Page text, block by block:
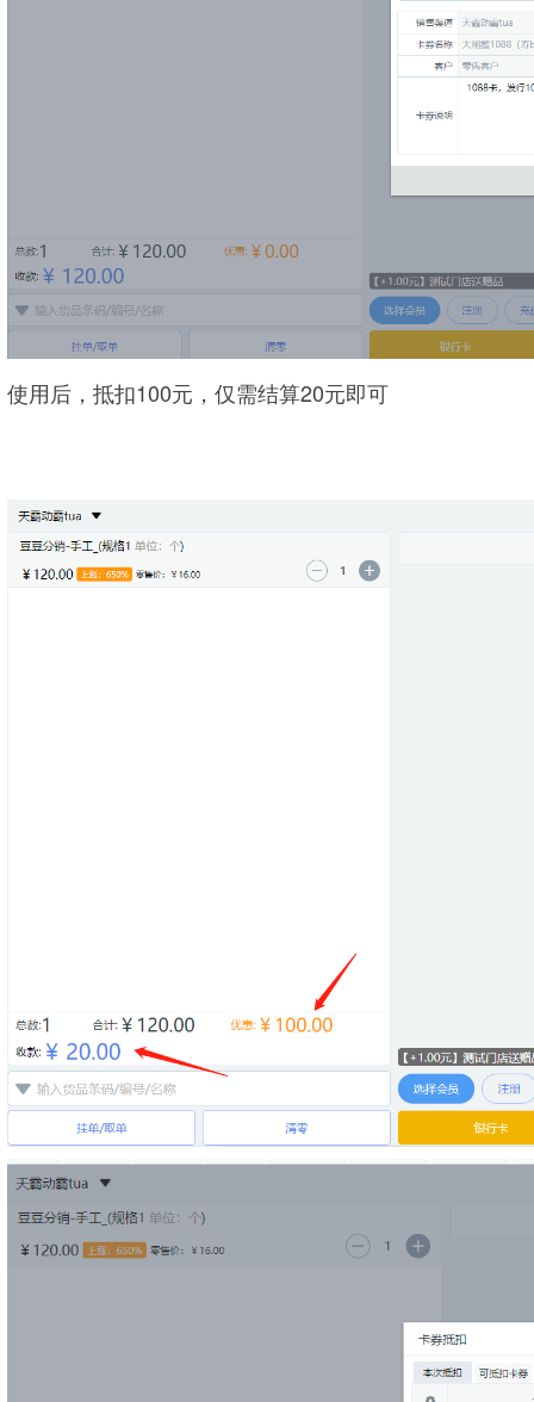
使用后，抵扣100元，仅需结算20元即可